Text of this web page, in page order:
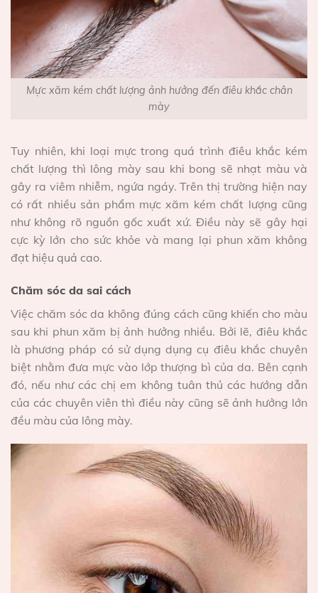
Mực xăm kém chất lượng ảnh hưởng đến điêu khắc chân
mày
Tuy nhiên, khi loại mực trong quá trình điêu khắc kém
chất lượng thì lông mày sau khi bong sẽ nhạt màu và
gây ra viêm nhiễm, ngứa ngáy. Trên thị trường hiện nay
có rất nhiều sản phẩm mực xăm kém chất lượng cũng
như không rõ nguồn gốc xuất xứ. Điều này sẽ gây hại
cực kỳ lớn cho sức khỏe và mang lại phun xăm không
đạt hiệu quả cao.
Chăm sóc da sai cách
Việc chăm sóc da không đúng cách cũng khiến cho màu
sau khi phun xăm bị ảnh hưởng nhiều. Bởi lẽ, điêu khắc
là phương pháp có sử dụng dụng cụ điêu khắc chuyên
biệt nhằm đưa mực vào lớp thượng bì của da. Bên cạnh
đó, nếu như các chị em không tuân thủ các hướng dẫn
của các chuyên viên thì điều này cũng sẽ ảnh hưởng lớn
đều màu của lông mày.